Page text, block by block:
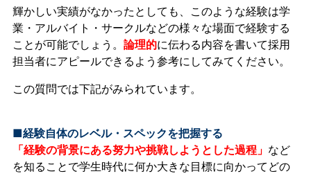
輝かしい実績がなかったとしても、このような経験は学
業・アルバイト・サークルなどの様々な場面で経験する
ことが可能でしょう。 論理的に伝わる内容を書いて採用
担当者にアピールできるよう参考にしてみてください。
この質問では下記がみられています。
■経験自体のレベル・スペックを把握する
「経験の背景にある努力や挑戦しようとした過程」 など
を知ることで学生時代に何か大きな目標に向かってどの